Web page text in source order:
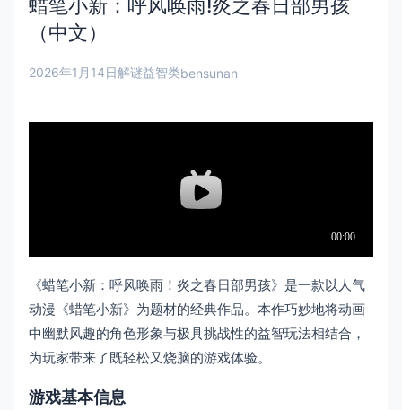
蜡笔小新：呼风唤雨!炎之春日部男孩
（中文）
2026年1月14日解谜益智类bensunan
《蜡笔小新：呼风唤雨！炎之春日部男孩》是一款以人气
动漫《蜡笔小新》为题材的经典作品。本作巧妙地将动画
中幽默风趣的角色形象与极具挑战性的益智玩法相结合，
为玩家带来了既轻松又烧脑的游戏体验。
游戏基本信息